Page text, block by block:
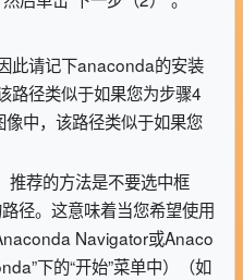
此请记下anaconda的安装
路径类似于如果您为步骤4
像中，该路径类似于如果您
推荐的方法是不要选中框
径。这意味着当您希望使用
Navigator或Anaco
下的“开始”菜单中）（如